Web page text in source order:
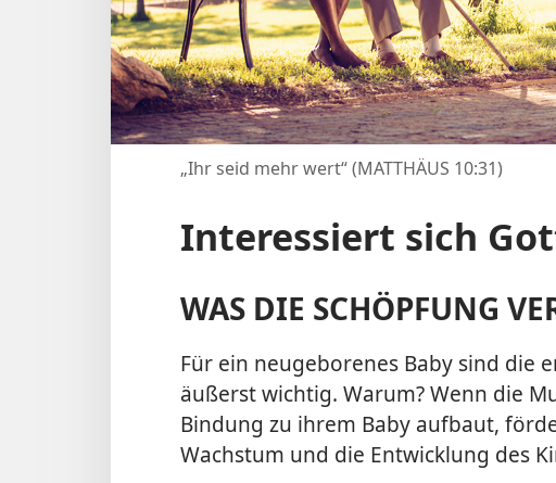
„Ihr seid mehr wert“ (MATTHÄUS 10:31)
Interessiert sich
WAS DIE SCHÖPFUNG
Für ein neugeborenes Baby sind die
äußerst wichtig. Warum? Wenn die
Bindung zu ihrem Baby aufbaut,
Wachstum und die Entwicklung des